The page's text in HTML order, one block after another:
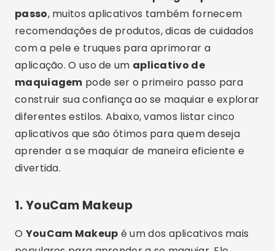
passo, muitos aplicativos também fornecem
recomendações de produtos, dicas de cuidados
com a pele e truques para aprimorar a
aplicação. O uso de um aplicativo de
maquiagem pode ser o primeiro passo para
construir sua confiança ao se maquiar e explorar
diferentes estilos. Abaixo, vamos listar cinco
aplicativos que são ótimos para quem deseja
aprender a se maquiar de maneira eficiente e
divertida.
1.YouCam Makeup
O YouCam Makeup é um dos aplicativos mais